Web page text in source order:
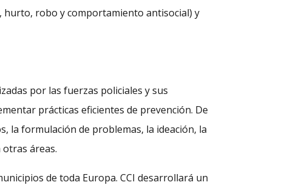
hurto, robo y comportamiento antisocial) y
por las fuerzas policiales y sus
prácticas eficientes de prevención. De
la formulación de problemas, la ideación, la
áreas.
de toda Europa. CCI desarrollará un